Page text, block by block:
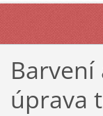
Barvení
úprava